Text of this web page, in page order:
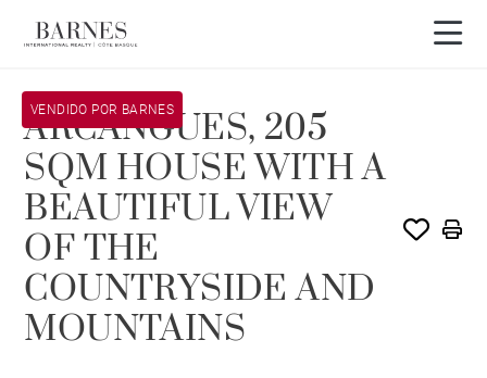
VENDIDO POR BARNES
ARCANGUES, 205
SQM HOUSE WITH A
BEAUTIFUL VIEW
OF THE
COUNTRYSIDE AND
MOUNTAINS